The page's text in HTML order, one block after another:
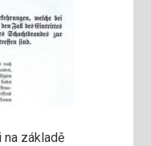
základě